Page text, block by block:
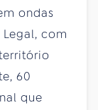
ondas
com
60
que